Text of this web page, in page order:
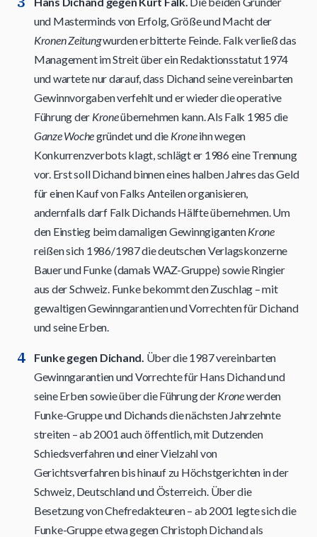
und Masterminds von Erfolg, Größe und Macht der
Kronen Zeitungwurden erbitterte Feinde. Falk verließ das
Management im Streit über ein Redaktionsstatut 1974
und wartete nur darauf, dass Dichand seine vereinbarten
Gewinnvorgaben verfehlt und er wieder die operative
Führung der Kroneübernehmen kann. Als Falk 1985 die
Ganze Wochegründet und die Kroneihn wegen
Konkurrenzverbots klagt, schlägt er 1986 eine Trennung
vor. Erst soll Dichand binnen eines halben Jahres das Geld
für einen Kauf von Falks Anteilen organisieren,
andernfalls darf Falk Dichands Hälfte übernehmen. Um
den Einstieg beim damaligen GewinngigantenKrone
reißen sich 1986/1987 die deutschen Verlagskonzerne
Bauer und Funke (damals WAZ-Gruppe) sowie Ringier
aus der Schweiz. Funke bekommt den Zuschlag – mit
gewaltigen Gewinngarantien und Vorrechten für Dichand
und seine Erben.
Funke gegen Dichand. Über die 1987 vereinbarten
Gewinngarantien und Vorrechte für Hans Dichand und
seine Erben sowie über die Führung derKronewerden
Funke-Gruppe und Dichands die nächsten Jahrzehnte
streiten – ab 2001 auch öffentlich, mit Dutzenden
Schiedsverfahren und einer Vielzahl von
Gerichtsverfahren bis hinauf zu Höchstgerichten in der
Schweiz, Deutschland und Österreich. Über die
Besetzung von Chefredakteuren – ab 2001 legte sich die
Funke-Gruppe etwa gegen Christoph Dichand als